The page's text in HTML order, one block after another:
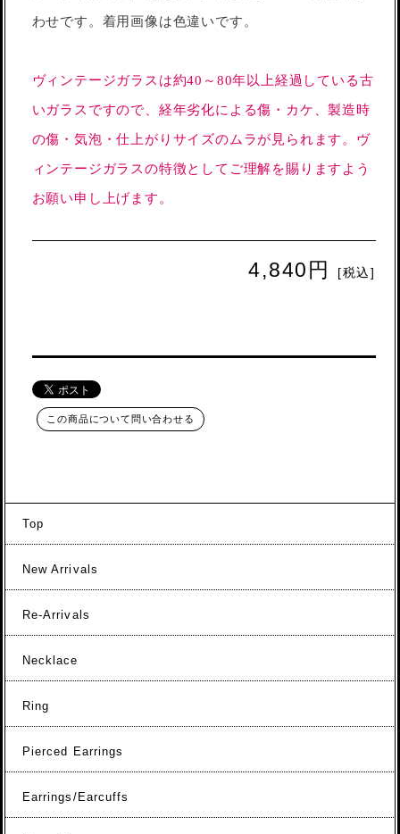
わせです。着用画像は色違いです。
ヴィンテージガラスは約40～80年以上経過している古
いガラスですので、経年劣化による傷・カケ、製造時
の傷・気泡・仕上がりサイズのムラが見られます。ヴ
ィンテージガラスの特徴としてご理解を賜りますよう
お願い申し上げます。
4,840円 [税込]
この商品について問い合わせる
Top
New Arrivals
Re-Arrivals
Necklace
Ring
Pierced Earrings
Earrings/Earcuffs